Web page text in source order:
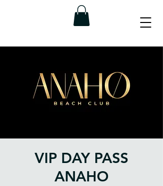
VIP DAY PASS
ANAHO